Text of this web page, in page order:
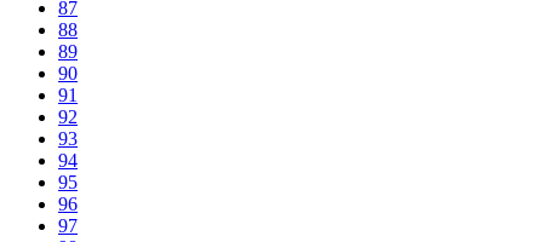
87
88
89
90
91
92
93
94
95
96
97